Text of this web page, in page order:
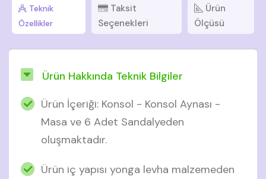
Teknik
Özellikler
Taksit
Seçenekleri
Ürün
Ölçüsü
Ürün Hakkında Teknik Bilgiler
Ürün İçeriği: Konsol - Konsol Aynası -
Masa ve 6 Adet Sandalyeden
oluşmaktadır.
Ürün iç yapısı yonga levha malzemeden